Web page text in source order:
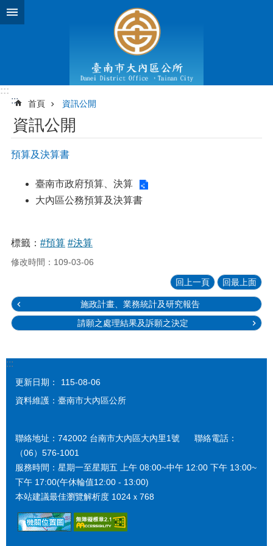
跳到主要內容區塊
:::
:::
首頁 資訊公開
資訊公開
預算及決算書
臺南市政府預算、決算
大內區公務預算及決算書
標籤： #預算 #決算
修改時間：109-03-06
回上一頁 回最上面
施政計畫、業務統計及研究報告
請願之處理結果及訴願之決定
:::
更新日期：
115-08-06
資料維護：臺南市大內區公所
聯絡地址：742002 台南市大內區大內里1號 聯絡電話：
（06）576-1001
服務時間：星期一至星期五 上午 08:00~中午 12:00 下午 13:00~
下午 17:00(午休輪值12:00 - 13:00)
本站建議最佳瀏覽解析度 1024ｘ768